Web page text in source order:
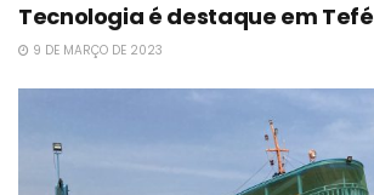
Tecnologia é destaque em Tefé
9 DE MARÇO DE 2023